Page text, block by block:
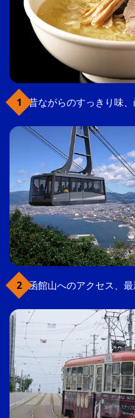
昔ながらのすっきり味
函館山へのアクセス、